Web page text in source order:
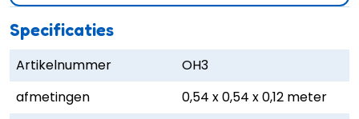
Specificaties
Artikelnummer
OH3
afmetingen
0,54 x 0,54 x 0,12 meter